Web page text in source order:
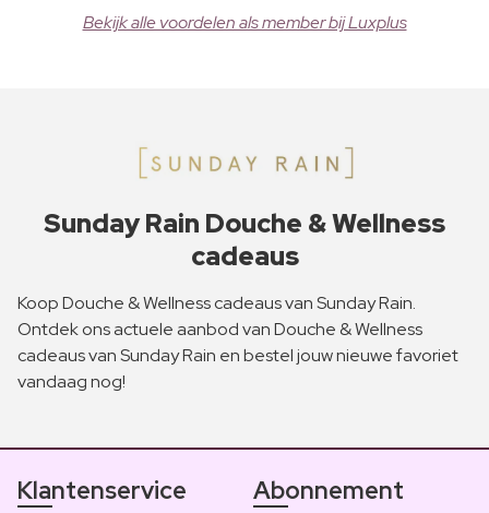
Bekijk alle voordelen als member bij Luxplus
Sunday Rain Douche & Wellness
cadeaus
Koop Douche & Wellness cadeaus van Sunday Rain.
Ontdek ons actuele aanbod van Douche & Wellness
cadeaus van Sunday Rain en bestel jouw nieuwe favoriet
vandaag nog!
Klantenservice Abonnement